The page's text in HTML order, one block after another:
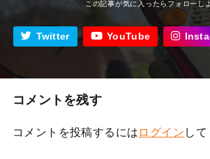
Twitter YouTube
コメントを残す
コメントを投稿するには ログイン して